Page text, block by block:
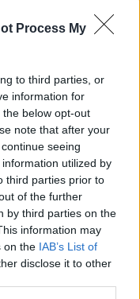
Process My
to third parties, or
information for
below opt-out
note that after your
seeing
utilized by
third parties prior to
of the further
by third parties on the
information may
on the IAB’s List of
disclose it to other
– så är läget i